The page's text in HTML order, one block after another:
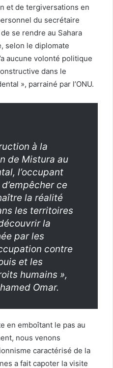
et de tergiversations en
du secrétaire
se rendre au Sahara
selon le diplomate
aucune volonté politique
dans le
», parrainé par l’ONU.
à la
de Mistura au
l’occupant
ce
la réalité
les territoires
la
par les
contre
et les
humains »,
Omar.
en emboîtant le pas au
nous venons
caractérisé de la
a fait capoter la visite